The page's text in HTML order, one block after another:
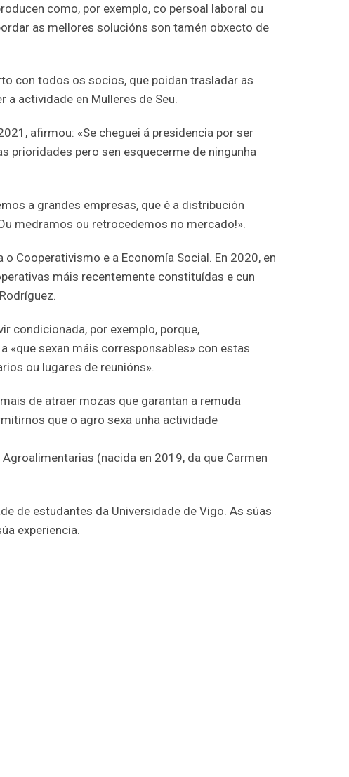
como, por exemplo, co persoal laboral ou
as mellores solucións son tamén obxecto de
con todos os socios, que poidan trasladar as
a actividade en Mulleres de Seu.
afirmou: «Se cheguei á presidencia por ser
prioridades pero sen esquecerme de ningunha
a grandes empresas, que é a distribución
medramos ou retrocedemos no mercado!».
Cooperativismo e a Economía Social. En 2020, en
máis recentemente constituídas e cun
condicionada, por exemplo, porque,
«que sexan máis corresponsables» con estas
ou lugares de reunións».
de atraer mozas que garantan a remuda
que o agro sexa unha actividade
(nacida en 2019, da que Carmen
de estudantes da Universidade de Vigo. As súas
experiencia.